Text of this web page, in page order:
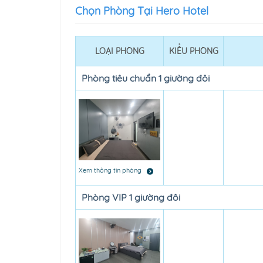
Chọn Phòng Tại Hero Hotel
LOẠI PHÒNG KIỂU PHÒNG
Phòng tiêu chuẩn 1 giường đôi
Xem thông tin phòng
Phòng VIP 1 giường đôi